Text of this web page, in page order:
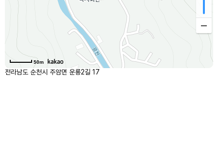
50m
전라남도 순천시 주암면 운룡2길 17